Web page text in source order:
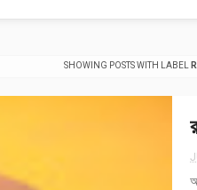
SHOWING POSTS WITH LABEL